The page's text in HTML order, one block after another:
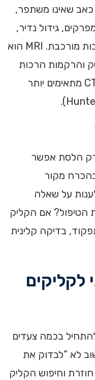
שאינו משתפר,
גידול נדיר,
זיהום, או כאשר מתכננים התערבות מורכבת. MRI הוא
והרקמות הרכות
במפרק הלסת, בעוד CBCT או CT מתאימים יותר
הלסת אפשר
מקור
על שאלה
הטיפול? אם הקליק
בדיקה קלינית
לקליקים
בכמה צעדים
לא “לבדוק את
וחיפוש הקליק